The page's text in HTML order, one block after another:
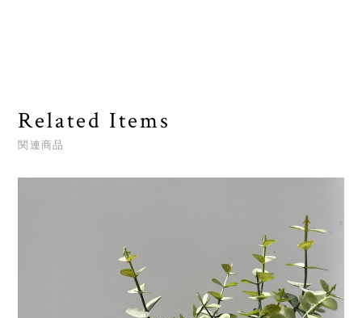
Related Items
関連商品